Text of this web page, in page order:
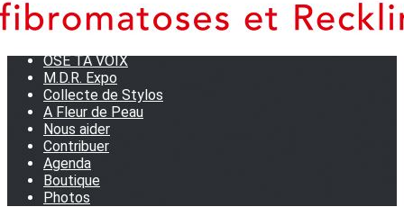
Journées Partage 2026 - La Rochelle
Les manifestations
OSE TA VOIX
M.D.R. Expo
Collecte de Stylos
A Fleur de Peau
Nous aider
Contribuer
Agenda
Boutique
Photos